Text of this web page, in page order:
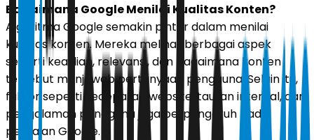
Bagaimana Google Menilai Kualitas Konten?
Algoritma Google semakin pintar dalam menilai
kualitas konten. Mereka melihat berbagai aspek
seperti keaslian, relevansi, dan bagaimana konten
tersebut menjawab pertanyaan pengguna. Selain itu,
faktor seperti kecepatan website, tautan internal, dan
pengalaman pengguna juga berpengaruh pada
penilaian Google.